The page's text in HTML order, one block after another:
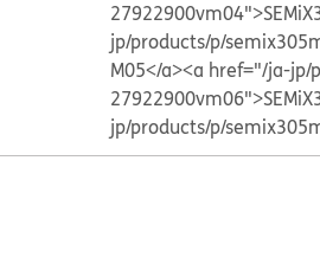
jp/products/p/
M05</a><a href="/ja-jp/
jp/products/p/